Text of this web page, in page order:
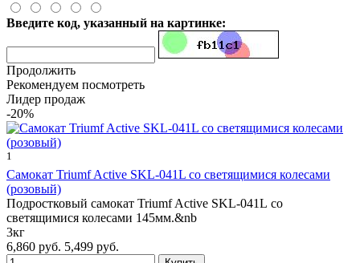
Введите код, указанный на картинке:
Продолжить
Рекомендуем посмотреть
Лидер продаж
-20%
1
Cамокат Triumf Active SKL-041L со светящимися колесами
(розовый)
Подростковый самокат Triumf Active SKL-041L со
светящимися колесами 145мм.&nb
3кг
6,860 руб. 5,499 руб.